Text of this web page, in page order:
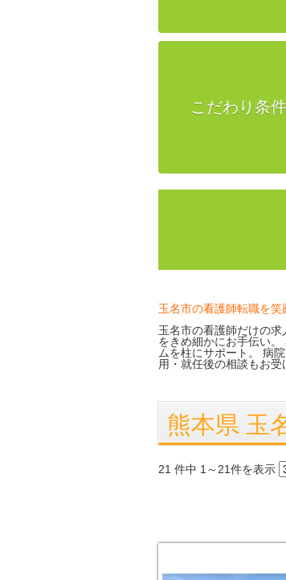
こだわり条件
玉名市の看護師転職を
玉名市の看護師だけの
をきめ細かにお手伝い
ムを柱にサポート。 病
用・就任後の相談もお受
熊本県 玉
21 件中 1～21件を表示